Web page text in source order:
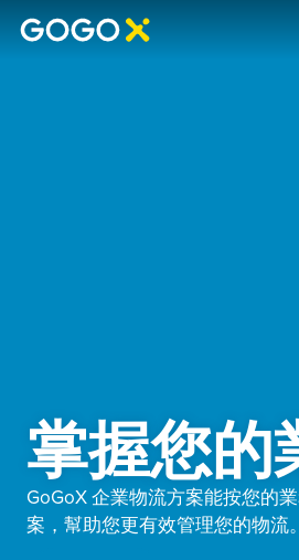
掌握您的
GoGoX 企業物流方案能按您的
案，幫助您更有效管理您的物流。